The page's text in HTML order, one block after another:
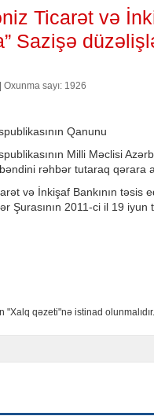
Ticarət və
Sazişə
sayı: 1926
Qanunu
Milli Məclisi
rəhbər tutaraq qərara
və İnkişaf Bankının təsis
Şurasının 2011-ci il 19
"Xalq qəzeti"nə istinad olunmalıdır.